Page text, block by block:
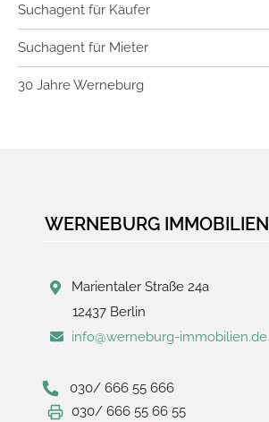
Suchagent für Käufer
Suchagent für Mieter
30 Jahre Werneburg
WERNEBURG IMMOBILIEN
Marientaler Straße 24a
12437 Berlin
info@werneburg-immobilien.de
030/ 666 55 666
030/ 666 55 66 55